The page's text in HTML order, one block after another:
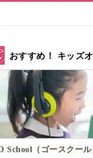
おすすめ！ キッズ
School（ゴースクール